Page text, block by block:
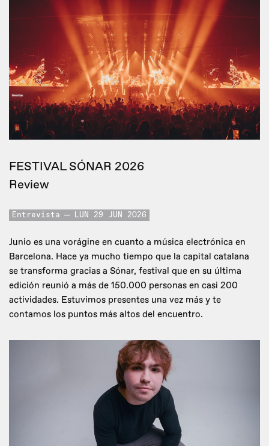
FESTIVAL SÓNAR 2026
Review
Entrevista LUN 29 JUN 2026
Junio es una vorágine en cuanto a música electrónica en
Barcelona. Hace ya mucho tiempo que la capital catalana
se transforma gracias a Sónar, festival que en su última
edición reunió a más de 150.000 personas en casi 200
actividades. Estuvimos presentes una vez más y te
contamos los puntos más altos del encuentro.